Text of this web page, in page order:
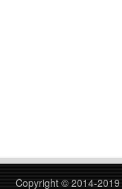
Copyright © 2014-2019